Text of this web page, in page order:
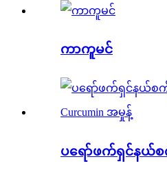
ကာကူမင်
ပရော်ဖက်ရှင်နယ်